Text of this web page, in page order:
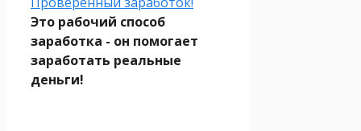
Это рабочий способ
заработка - он помогает
заработать реальные
деньги!